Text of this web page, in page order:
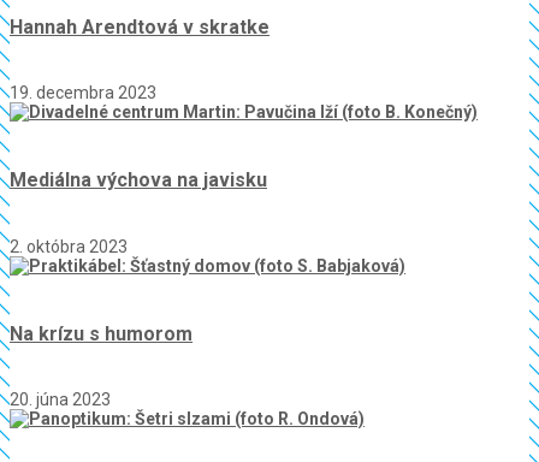
Hannah Arendtová v skratke
19. decembra 2023
Mediálna výchova na javisku
2. októbra 2023
Na krízu s humorom
20. júna 2023